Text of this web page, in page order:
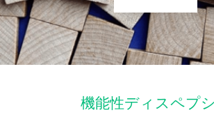
機能性ディスペプ